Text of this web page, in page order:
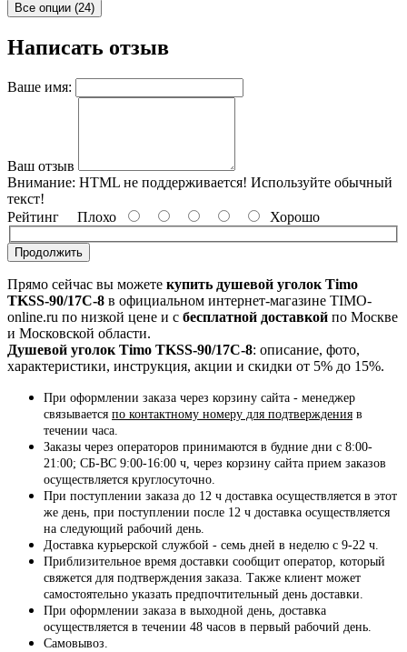
Все опции (24)
Написать отзыв
Ваше имя:
Ваш отзыв
Внимание: HTML не поддерживается! Используйте обычный
текст!
Рейтинг Плохо Хорошо
Продолжить
Прямо сейчас вы можете купить душевой уголок Timo
TKSS-90/17C-8 в официальном интернет-магазине TIMO-
online.ru по низкой цене и с бесплатной доставкой по Москве
и Московской области.
Душевой уголок Timo TKSS-90/17C-8: описание, фото,
характеристики, инструкция, акции и скидки от 5% до 15%.
При оформлении заказа через корзину сайта - менеджер
связывается по контактному номеру для подтверждения в
течении часа.
Заказы через операторов принимаются в будние дни с 8:00-
21:00; СБ-ВС 9:00-16:00 ч, через корзину сайта прием заказов
осуществляется круглосуточно.
При поступлении заказа до 12 ч доставка осуществляется в этот
же день, при поступлении после 12 ч доставка осуществляется
на следующий рабочий день.
Доставка курьерской службой - семь дней в неделю с 9-22 ч.
Приблизительное время доставки сообщит оператор, который
свяжется для подтверждения заказа. Также клиент может
самостоятельно указать предпочтительный день доставки.
При оформлении заказа в выходной день, доставка
осуществляется в течении 48 часов в первый рабочий день.
Самовывоз.